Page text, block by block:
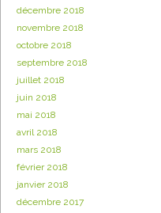
décembre 2018
novembre 2018
octobre 2018
septembre 2018
juillet 2018
juin 2018
mai 2018
avril 2018
mars 2018
février 2018
janvier 2018
décembre 2017